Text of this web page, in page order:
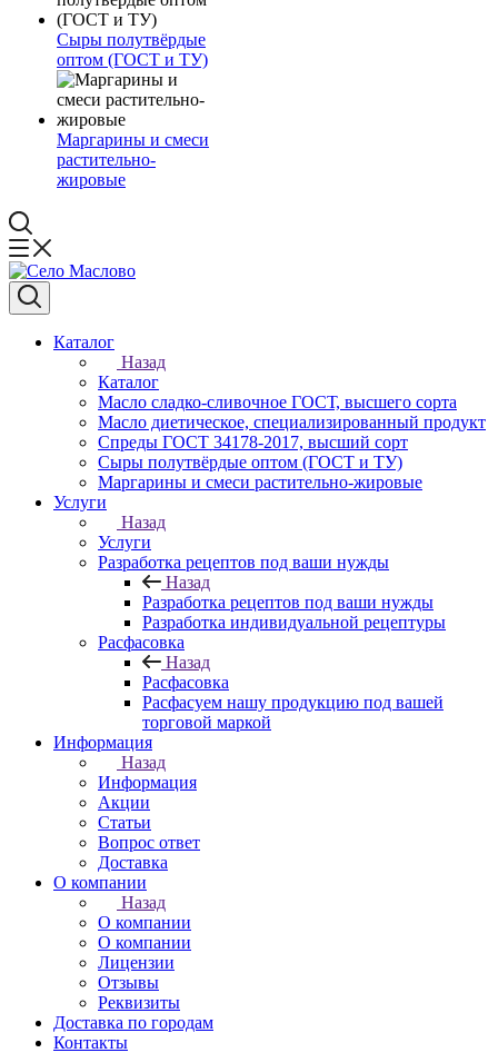
Сыры полутвёрдые
оптом (ГОСТ и ТУ)
Маргарины и смеси
растительно-
жировые
Каталог
Назад
Каталог
Масло сладко-сливочное ГОСТ, высшего сорта
Масло диетическое, специализированный продукт
Спреды ГОСТ 34178-2017, высший сорт
Сыры полутвёрдые оптом (ГОСТ и ТУ)
Маргарины и смеси растительно-жировые
Услуги
Назад
Услуги
Разработка рецептов под ваши нужды
Назад
Разработка рецептов под ваши нужды
Разработка индивидуальной рецептуры
Расфасовка
Назад
Расфасовка
Расфасуем нашу продукцию под вашей
торговой маркой
Информация
Назад
Информация
Акции
Статьи
Вопрос ответ
Доставка
О компании
Назад
О компании
О компании
Лицензии
Отзывы
Реквизиты
Доставка по городам
Контакты